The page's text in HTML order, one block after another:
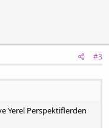
#3
Yerel Perspektiflerden